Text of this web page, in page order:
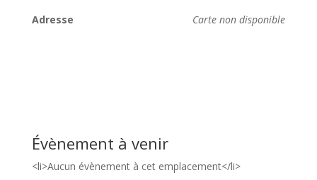
Carte non disponible
Adresse
Évènement à venir
<li>Aucun évènement à cet emplacement</li>